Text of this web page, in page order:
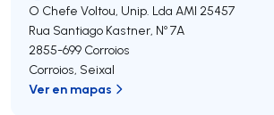
O Chefe Voltou, Unip. Lda AMI 25457
Rua Santiago Kastner, Nº 7A
2855-699 Corroios
Corroios, Seixal
Ver en mapas